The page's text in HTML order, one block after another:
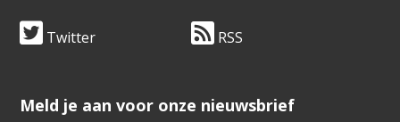
Twitter RSS
​​​​​​​Meld je aan voor onze nieuwsbrief